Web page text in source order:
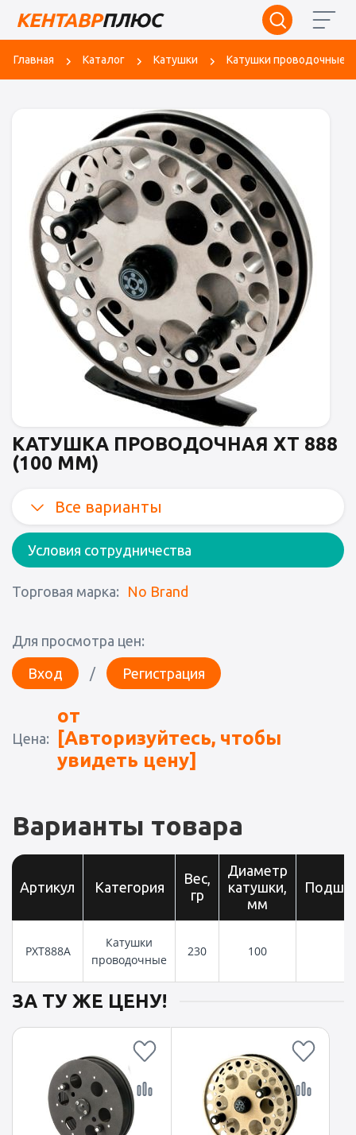
Главная Каталог Катушки Катушки проводочные
КАТУШКА ПРОВОДОЧНАЯ XT 888
(100 ММ)
Все варианты
Условия сотрудничества
Торговая марка: No Brand
Для просмотра цен:
Вход / Регистрация
Цена:
от
[Авторизуйтесь, чтобы
увидеть цену]
Варианты товара
Артикул Категория
Вес,
гр
Диаметр
катушки,
мм
PXT888A
Катушки
проводочные
230 100
ЗА ТУ ЖЕ ЦЕНУ!